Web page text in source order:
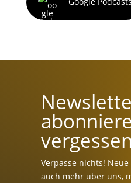
Verpasse nichts!
auch mehr über uns,